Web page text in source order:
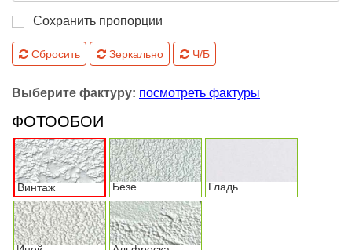
Сохранить пропорции
Сбросить Зеркально Ч/Б
Выберите фактуру: посмотреть фактуры
ФОТООБОИ
Винтаж Безе Гладь